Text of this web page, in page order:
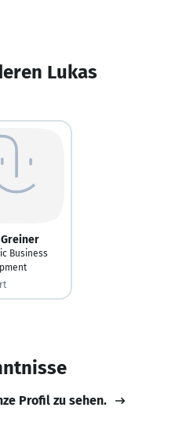
Lukas
Business
Profil zu sehen.